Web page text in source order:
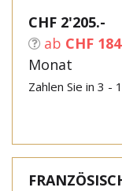
CHF 2'205.-
ab CHF
Monat
Zahlen Sie in 3 -